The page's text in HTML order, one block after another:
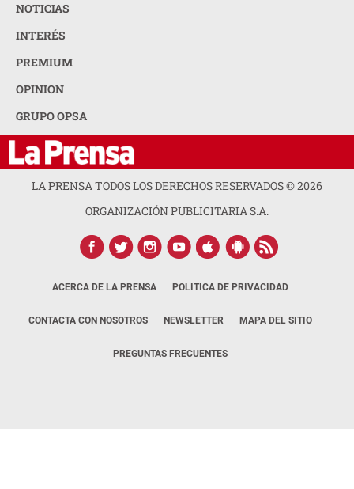
NOTICIAS
INTERÉS
PREMIUM
OPINION
GRUPO OPSA
LA PRENSA TODOS LOS DERECHOS RESERVADOS ©2026
ORGANIZACIÓN PUBLICITARIA S.A.
ACERCA DE LA PRENSA POLÍTICA DE PRIVACIDAD
CONTACTA CON NOSOTROS NEWSLETTER MAPA DEL SITIO
PREGUNTAS FRECUENTES